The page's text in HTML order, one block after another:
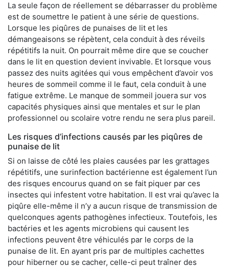
La seule façon de réellement se débarrasser du problème
est de soumettre le patient à une série de questions.
Lorsque les piqûres de punaises de lit et les
démangeaisons se répètent, cela conduit à des réveils
répétitifs la nuit. On pourrait même dire que se coucher
dans le lit en question devient invivable. Et lorsque vous
passez des nuits agitées qui vous empêchent d’avoir vos
heures de sommeil comme il le faut, cela conduit à une
fatigue extrême. Le manque de sommeil jouera sur vos
capacités physiques ainsi que mentales et sur le plan
professionnel ou scolaire votre rendu ne sera plus pareil.
Les risques d’infections causés par les piqûres de
punaise de lit
Si on laisse de côté les plaies causées par les grattages
répétitifs, une surinfection bactérienne est également l’un
des risques encourus quand on se fait piquer par ces
insectes qui infestent votre habitation. Il est vrai qu’avec la
piqûre elle-même il n’y a aucun risque de transmission de
quelconques agents pathogènes infectieux. Toutefois, les
bactéries et les agents microbiens qui causent les
infections peuvent être véhiculés par le corps de la
punaise de lit. En ayant pris par de multiples cachettes
pour hiberner ou se cacher, celle-ci peut traîner des